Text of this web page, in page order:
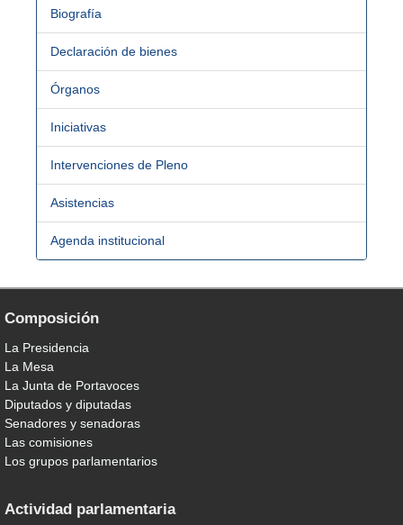
Biografía
Declaración de bienes
Órganos
Iniciativas
Intervenciones de Pleno
Asistencias
Agenda institucional
Composición
La Presidencia
La Mesa
La Junta de Portavoces
Diputados y diputadas
Senadores y senadoras
Las comisiones
Los grupos parlamentarios
Actividad parlamentaria